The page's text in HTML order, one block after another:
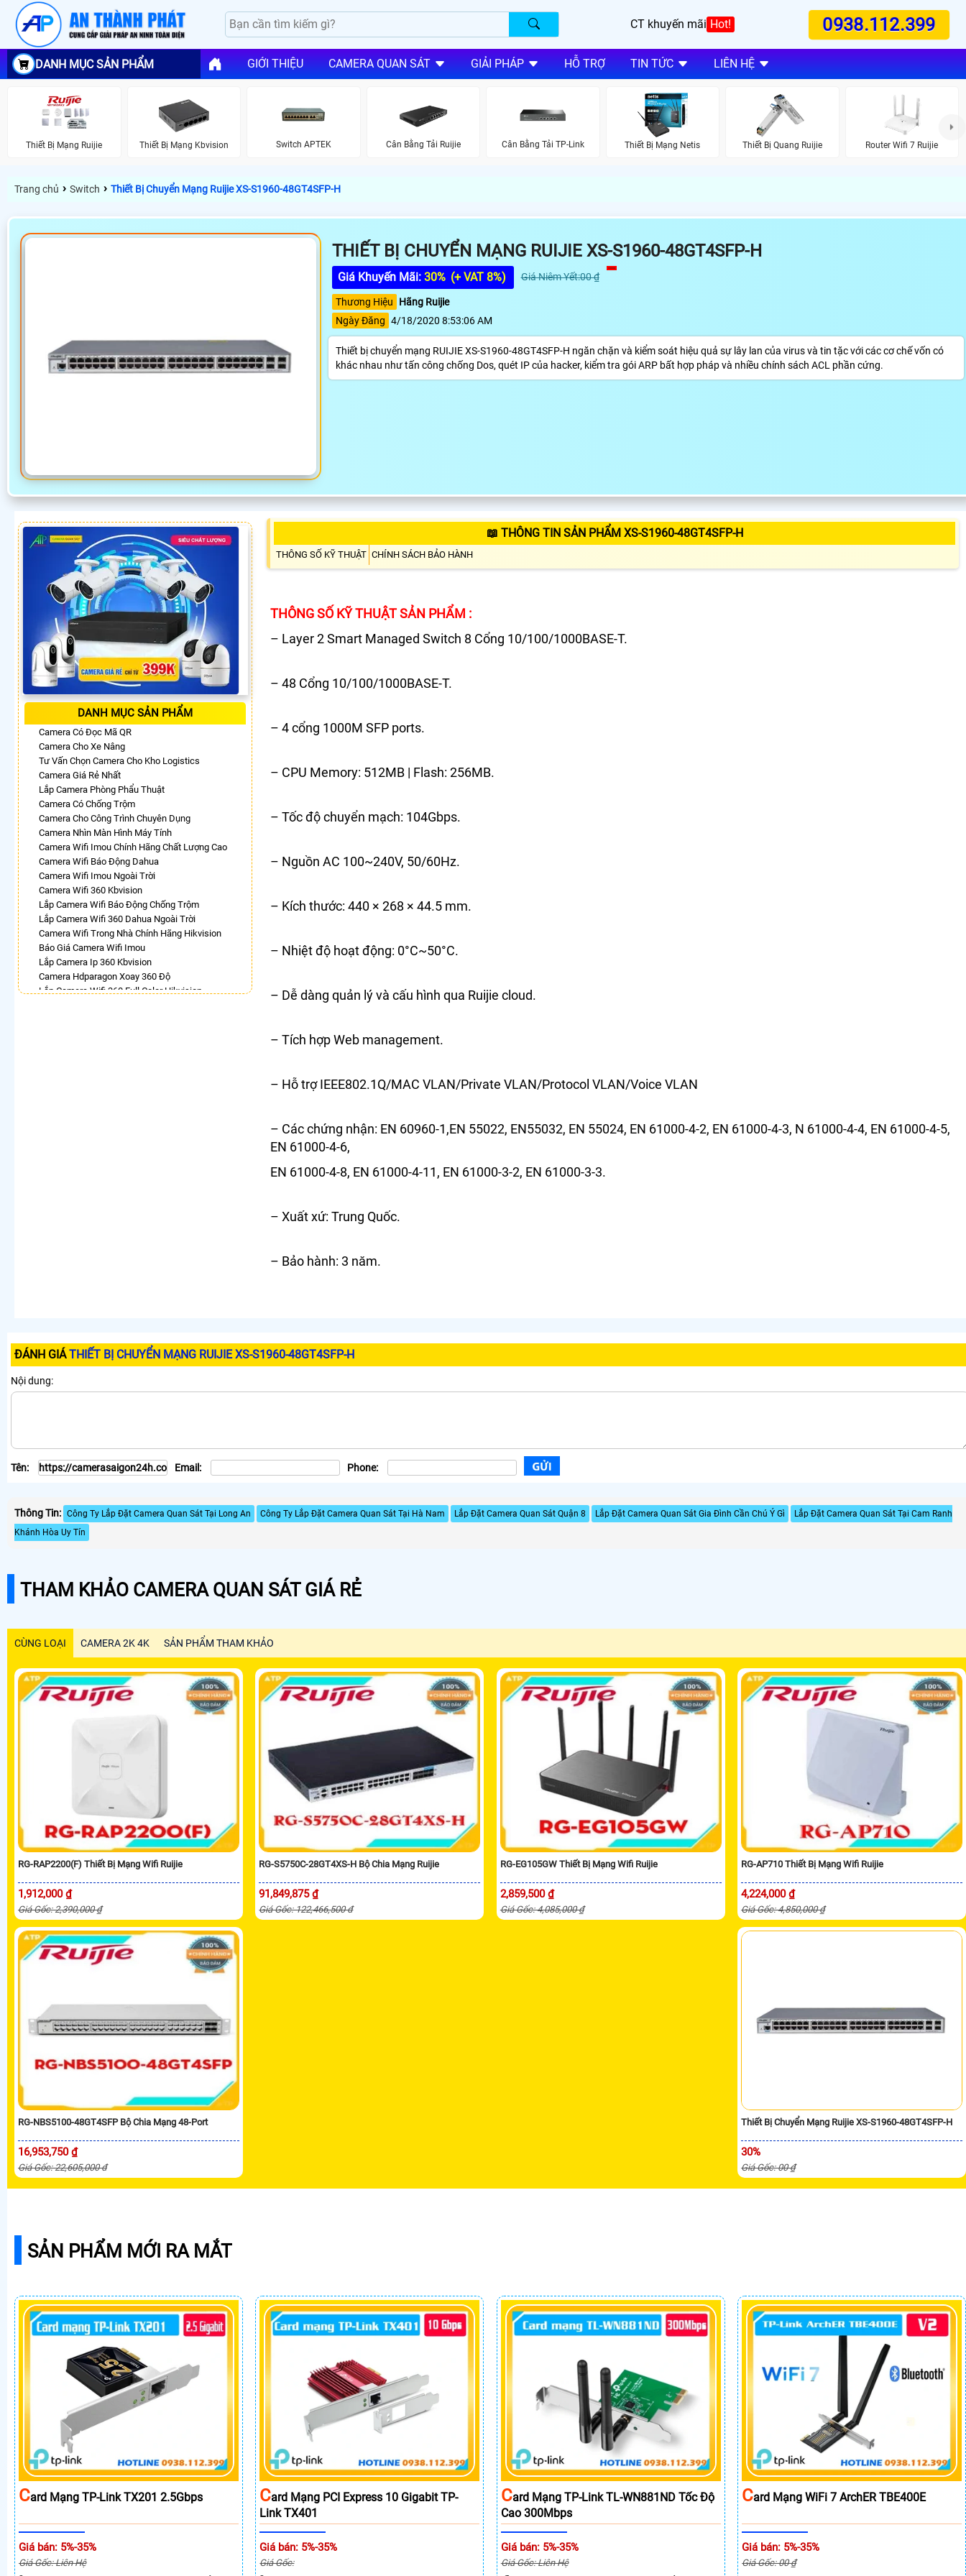
CT khuyến mãi Hot! 0938.112.399
DANH MỤC SẢN PHẨM GIỚI THIỆU CAMERA QUAN SÁT GIẢI PHÁP HỖ TRỢ TIN TỨC LIÊN HỆ
Thiết Bị Mạng Ruijie Thiết Bị Mạng Kbvision Switch APTEK Cân Bằng Tải Ruijie Cân Bằng Tải TP-Link Thiết Bị Mạng Netis Thiết Bị Quang Ruijie Router Wifi 7 Ruijie
Trang chủ › Switch › Thiết Bị Chuyển Mạng Ruijie XS-S1960-48GT4SFP-H
THIẾT BỊ CHUYỂN MẠNG RUIJIE XS-S1960-48GT4SFP-H
Giá Khuyến Mãi: 30% (+ VAT 8%) Giá Niêm Yết:00 ₫
Thương Hiệu
Hãng Ruijie
Ngày Đăng 4/18/2020 8:53:06 AM
Thiết bị chuyển mạng RUIJIE XS-S1960-48GT4SFP-H ngăn chặn và kiểm soát hiệu quả sự lây lan của virus và tin tặc với các cơ chế vốn có
khác nhau như tấn công chống Dos, quét IP của hacker, kiểm tra gói ARP bất hợp pháp và nhiều chính sách ACL phần cứng.
DANH MỤC SẢN PHẨM
Camera Có Đọc Mã QR
Camera Cho Xe Nâng
Tư Vấn Chọn Camera Cho Kho Logistics
Camera Giá Rẻ Nhất
Lắp Camera Phòng Phẩu Thuật
Camera Có Chống Trộm
Camera Cho Công Trình Chuyên Dụng
Camera Nhìn Màn Hình Máy Tính
Camera Wifi Imou Chính Hãng Chất Lượng Cao
Camera Wifi Báo Động Dahua
Camera Wifi Imou Ngoài Trời
Camera Wifi 360 Kbvision
Lắp Camera Wifi Báo Động Chống Trộm
Lắp Camera Wifi 360 Dahua Ngoài Trời
Camera Wifi Trong Nhà Chính Hãng Hikvision
Báo Giá Camera Wifi Imou
Lắp Camera Ip 360 Kbvision
Camera Hdparagon Xoay 360 Độ
Lắp Camera Wifi 360 Full Color Hikvision
📖 THÔNG TIN SẢN PHẨM XS-S1960-48GT4SFP-H
THÔNG SỐ KỸ THUẬT CHÍNH SÁCH BẢO HÀNH
THÔNG SỐ KỸ THUẬT SẢN PHẨM :
– Layer 2 Smart Managed Switch 8 Cổng 10/100/1000BASE-T.
– 48 Cổng 10/100/1000BASE-T.
– 4 cổng 1000M SFP ports.
– CPU Memory: 512MB | Flash: 256MB.
– Tốc độ chuyển mạch: 104Gbps.
– Nguồn AC 100~240V, 50/60Hz.
– Kích thước: 440 × 268 × 44.5 mm.
– Nhiệt độ hoạt động: 0°C~50°C.
– Dễ dàng quản lý và cấu hình qua Ruijie cloud.
– Tích hợp Web management.
– Hỗ trợ IEEE802.1Q/MAC VLAN/Private VLAN/Protocol VLAN/Voice VLAN
– Các chứng nhận: EN 60960-1,EN 55022, EN55032, EN 55024, EN 61000-4-2, EN 61000-4-3, N 61000-4-4, EN 61000-4-5,
EN 61000-4-6,
EN 61000-4-8, EN 61000-4-11, EN 61000-3-2, EN 61000-3-3.
– Xuất xứ: Trung Quốc.
– Bảo hành: 3 năm.
ĐÁNH GIÁTHIẾT BỊ CHUYỂN MẠNG RUIJIE XS-S1960-48GT4SFP-H
Nội dung:
Tên: Email: Phone:
Thông Tin: Công Ty Lắp Đặt Camera Quan Sát Tại Long An Công Ty Lắp Đặt Camera Quan Sát Tại Hà Nam Lắp Đặt Camera Quan Sát Quận 8 Lắp Đặt Camera Quan Sát Gia Đình Cần Chú Ý Gì
Lắp Đặt Camera Quan Sát Tại Cam Ranh
Khánh Hòa Uy Tín
THAM KHẢO CAMERA QUAN SÁT GIÁ RẺ
CÙNG LOẠI CAMERA 2K 4K SẢN PHẨM THAM KHẢO
RG-RAP2200(F) Thiết Bị Mạng Wifi Ruijie
1,912,000 ₫
Giá Gốc: 2,390,000 ₫
RG-S5750C-28GT4XS-H Bộ Chia Mạng Ruijie
91,849,875 ₫
Giá Gốc: 122,466,500 đ
RG-EG105GW Thiết Bị Mạng Wifi Ruijie
2,859,500 ₫
Giá Gốc: 4,085,000 ₫
RG-AP710 Thiết Bị Mạng Wifi Ruijie
4,224,000 ₫
Giá Gốc: 4,850,000 ₫
RG-NBS5100-48GT4SFP Bộ Chia Mạng 48-Port
16,953,750 ₫
Giá Gốc: 22,605,000 đ
Thiết Bị Chuyển Mạng Ruijie XS-S1960-48GT4SFP-H
30%
Giá Gốc: 00 ₫
SẢN PHẨM MỚI RA MẮT
CArd Mạng TP-Link TX201 2.5Gbps
Giá bán: 5%-35%
Giá Gốc: Liên Hệ
CArd Mạng PCI Express 10 Gigabit TP-
Link TX401
Giá bán: 5%-35%
Giá Gốc:
CArd Mạng TP-Link TL-WN881ND Tốc Độ
Cao 300Mbps
Giá bán: 5%-35%
Giá Gốc: Liên Hệ
CArd Mạng WiFi 7 ArchER TBE400E
Giá bán: 5%-35%
Giá Gốc: 00 ₫